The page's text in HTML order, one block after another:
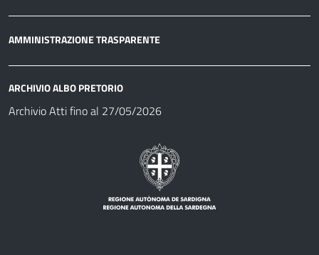
AMMINISTRAZIONE TRASPARENTE
ARCHIVIO ALBO PRETORIO
Archivio Atti fino al 27/05/2026